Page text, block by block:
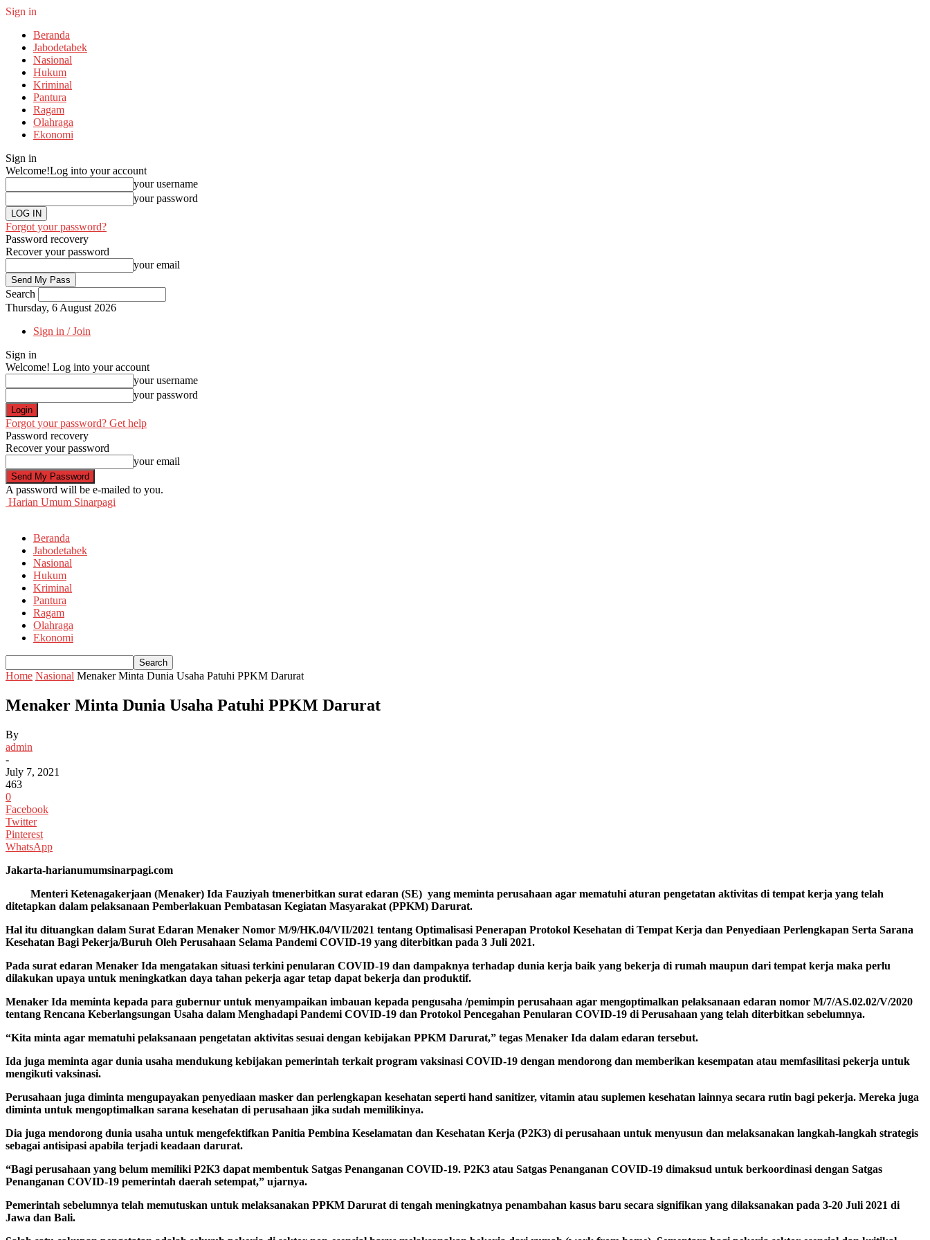
Sign in
Beranda
Jabodetabek
Nasional
Hukum
Kriminal
Pantura
Ragam
Olahraga
Ekonomi
Sign in
Welcome!Log into your account
your username
your password
Forgot your password?
Password recovery
Recover your password
your email
Search
Thursday, 6 August 2026
Sign in / Join
Sign in
Welcome! Log into your account
your username
your password
Forgot your password? Get help
Password recovery
Recover your password
your email
A password will be e-mailed to you.
Harian Umum Sinarpagi
Beranda
Jabodetabek
Nasional
Hukum
Kriminal
Pantura
Ragam
Olahraga
Ekonomi
Home Nasional Menaker Minta Dunia Usaha Patuhi PPKM Darurat
Menaker Minta Dunia Usaha Patuhi PPKM Darurat
By
admin
-
July 7, 2021
463
0
Facebook
Twitter
Pinterest
WhatsApp
Jakarta-harianumumsinarpagi.com
Menteri Ketenagakerjaan (Menaker) Ida Fauziyah tmenerbitkan surat edaran (SE) yang meminta perusahaan agar mematuhi aturan pengetatan aktivitas di tempat kerja yang telah
ditetapkan dalam pelaksanaan Pemberlakuan Pembatasan Kegiatan Masyarakat (PPKM) Darurat.
Hal itu dituangkan dalam Surat Edaran Menaker Nomor M/9/HK.04/VII/2021 tentang Optimalisasi Penerapan Protokol Kesehatan di Tempat Kerja dan Penyediaan Perlengkapan Serta Sarana
Kesehatan Bagi Pekerja/Buruh Oleh Perusahaan Selama Pandemi COVID-19 yang diterbitkan pada 3 Juli 2021.
Pada surat edaran Menaker Ida mengatakan situasi terkini penularan COVID-19 dan dampaknya terhadap dunia kerja baik yang bekerja di rumah maupun dari tempat kerja maka perlu
dilakukan upaya untuk meningkatkan daya tahan pekerja agar tetap dapat bekerja dan produktif.
Menaker Ida meminta kepada para gubernur untuk menyampaikan imbauan kepada pengusaha /pemimpin perusahaan agar mengoptimalkan pelaksanaan edaran nomor M/7/AS.02.02/V/2020
tentang Rencana Keberlangsungan Usaha dalam Menghadapi Pandemi COVID-19 dan Protokol Pencegahan Penularan COVID-19 di Perusahaan yang telah diterbitkan sebelumnya.
“Kita minta agar mematuhi pelaksanaan pengetatan aktivitas sesuai dengan kebijakan PPKM Darurat,” tegas Menaker Ida dalam edaran tersebut.
Ida juga meminta agar dunia usaha mendukung kebijakan pemerintah terkait program vaksinasi COVID-19 dengan mendorong dan memberikan kesempatan atau memfasilitasi pekerja untuk
mengikuti vaksinasi.
Perusahaan juga diminta mengupayakan penyediaan masker dan perlengkapan kesehatan seperti hand sanitizer, vitamin atau suplemen kesehatan lainnya secara rutin bagi pekerja. Mereka juga
diminta untuk mengoptimalkan sarana kesehatan di perusahaan jika sudah memilikinya.
Dia juga mendorong dunia usaha untuk mengefektifkan Panitia Pembina Keselamatan dan Kesehatan Kerja (P2K3) di perusahaan untuk menyusun dan melaksanakan langkah-langkah strategis
sebagai antisipasi apabila terjadi keadaan darurat.
“Bagi perusahaan yang belum memiliki P2K3 dapat membentuk Satgas Penanganan COVID-19. P2K3 atau Satgas Penanganan COVID-19 dimaksud untuk berkoordinasi dengan Satgas
Penanganan COVID-19 pemerintah daerah setempat,” ujarnya.
Pemerintah sebelumnya telah memutuskan untuk melaksanakan PPKM Darurat di tengah meningkatnya penambahan kasus baru secara signifikan yang dilaksanakan pada 3-20 Juli 2021 di
Jawa dan Bali.